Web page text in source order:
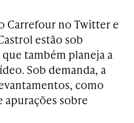
Carrefour no Twitter e
estão sob
também planeja a
Sob demanda, a
como
apurações sobre